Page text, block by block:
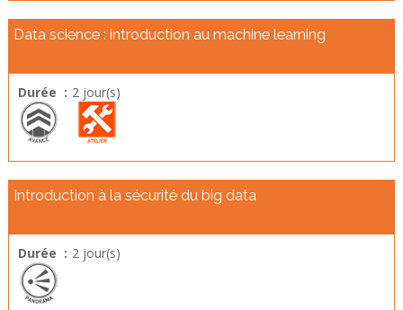
Data science : introduction au machine learning
Durée : 2 jour(s)
Introduction à la sécurité du big data
Durée : 2 jour(s)